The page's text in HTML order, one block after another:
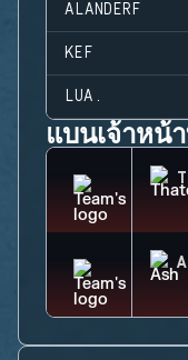
ALANDERF
KEF
LUA.
แบนเจ้าหน้